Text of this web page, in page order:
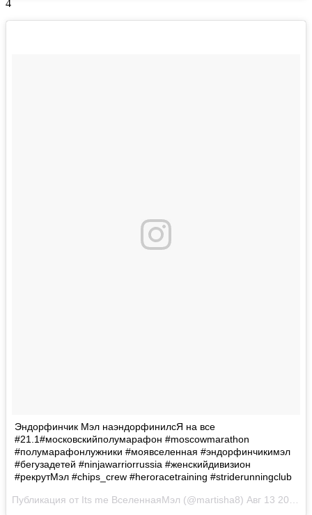
4
Эндорфинчик Мэл наэндорфинилсЯ на все
#21.1#московскийполумарафон #moscowmarathon
#полумарафонлужники #моявселенная #эндорфинчикимэл
#бегузадетей #ninjawarriorrussia #женскийдивизион
#рекрутМэл #chips_crew #heroracetraining #striderunningclub
Публикация от Its me ВселеннаяМэл (@martisha8) Авг 13 2017 в 12:58 PDT